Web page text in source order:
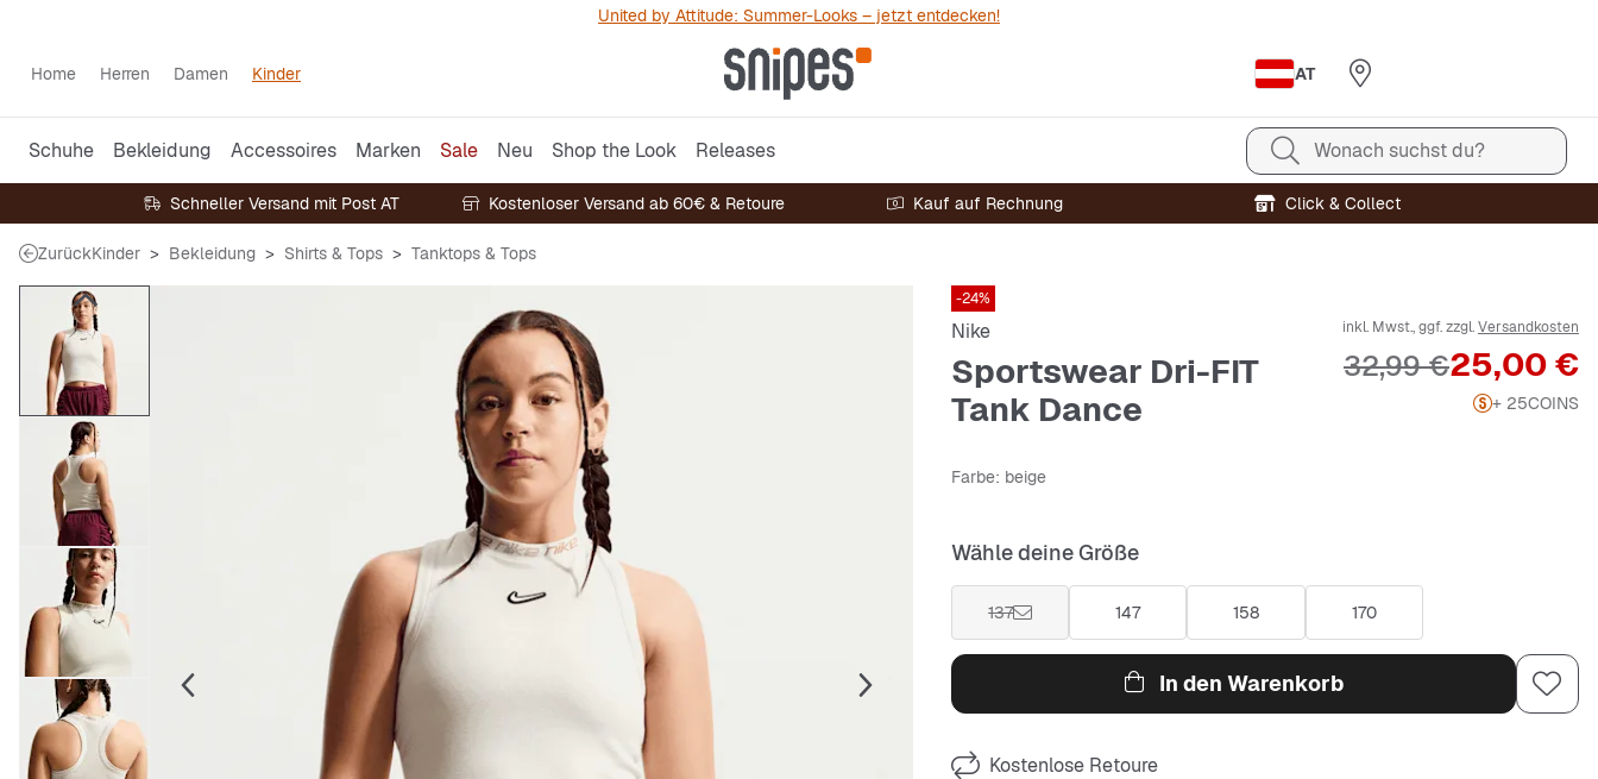
United by Attitude: Summer-Looks – jetzt entdecken!
Home Herren Damen Kinder AT
Schuhe Bekleidung Accessoires Marken Sale Neu Shop the Look Releases Wonach suchst du?
Schneller Versand mit Post AT Kostenloser Versand ab 60€ & Retoure Kauf auf Rechnung Click & Collect
ZurückKinder Bekleidung Shirts & Tops Tanktops & Tops
-24%
Nike
Sportswear Dri-FIT
Tank Dance
inkl. Mwst., ggf. zzgl.Versandkosten
Preis
25,00 €
Originalpreis
32,99 €
+ 25COINS
Farbe: beige
Wähle deine Größe
137 147 158 170
In den Warenkorb
Kostenlose Retoure